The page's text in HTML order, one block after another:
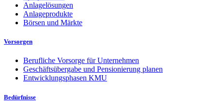
Anlagelösungen
Anlageprodukte
Börsen und Märkte
Vorsorgen
Berufliche Vorsorge für Unternehmen
Geschäftsübergabe und Pensionierung planen
Entwicklungsphasen KMU
Bedürfnisse